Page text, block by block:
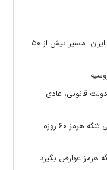
سنتکام: از زمان از سرگیری محاصره دریایی ایران، مسیر بیش از ۵۰
قانونی، عادی
ای‌بی‌سی: توافق ایران و عمان برای بازگشایی تنگه هرمز ۶۰ روزه
هرمز عوارض بگیرد